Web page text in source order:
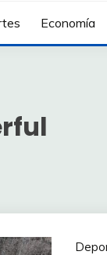
Economía